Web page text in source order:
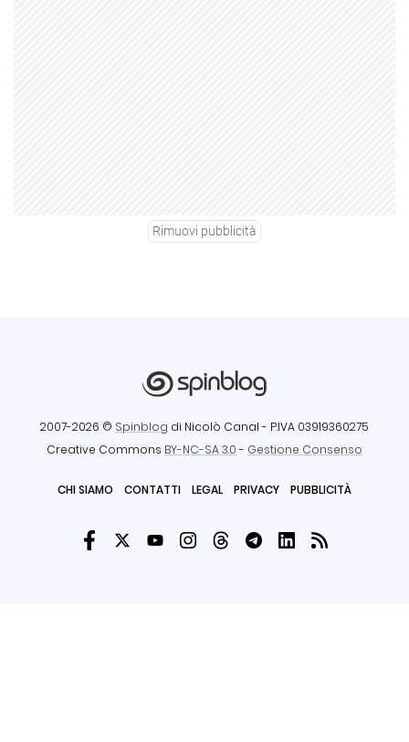
Rimuovi pubblicità
2007-2026 © Spinblog di Nicolò Canal - P.IVA 03919360275
Creative Commons BY-NC-SA 3.0- Gestione Consenso
CHI SIAMO CONTATTI LEGAL PRIVACY PUBBLICITÀ